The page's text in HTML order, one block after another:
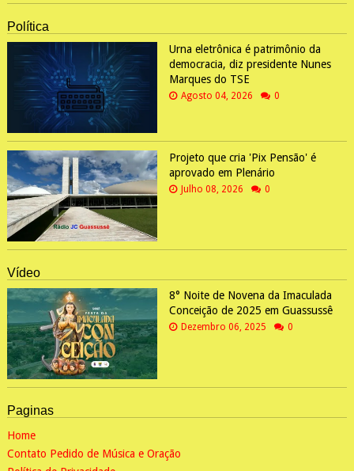
Política
Urna eletrônica é patrimônio da
democracia, diz presidente Nunes
Marques do TSE
Agosto 04, 2026 0
Projeto que cria 'Pix Pensão' é
aprovado em Plenário
Julho 08, 2026 0
Vídeo
8° Noite de Novena da Imaculada
Conceição de 2025 em Guassussê
Dezembro 06, 2025 0
Paginas
Home
Contato Pedido de Música e Oração